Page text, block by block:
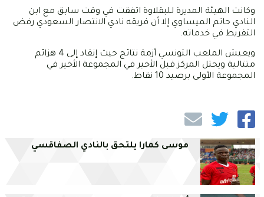
وكانت الهيئة المديرة للبقلاوة اتفقت في وقت سابق مع ابن
النادي حاتم الميساوي إلا أن فريقه نادي الانتصار السعودي رفض
التفريط في خدماته.
ويعيش الملعب التونسي أزمة نتائج حيث إنقاد إلى 4 هزائم
متتالية ويحتل المركز قبل الأخير في المجموعة الأخير في
المجموعة الأولى برصيد 10 نقاط.
موسى كمارا يلتحق بالنادي الصفاقسي